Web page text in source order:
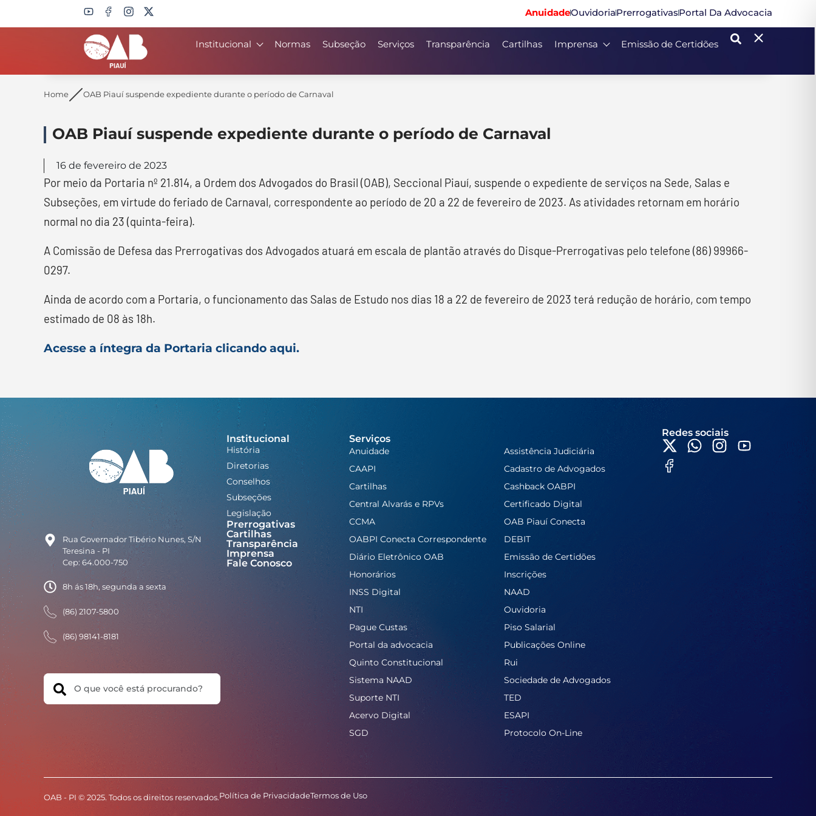
AnuidadeOuvidoriaPrerrogativasPortal Da Advocacia
Institucional Normas Subseção Serviços Transparência Cartilhas Imprensa Emissão de Certidões
Search
Home OAB Piauí suspende expediente durante o período de Carnaval
OAB Piauí suspende expediente durante o período de Carnaval
16 de fevereiro de 2023
Por meio da Portaria nº 21.814, a Ordem dos Advogados do Brasil (OAB), Seccional Piauí, suspende o expediente de serviços na Sede, Salas e
Subseções, em virtude do feriado de Carnaval, correspondente ao período de 20 a 22 de fevereiro de 2023. As atividades retornam em horário
normal no dia 23 (quinta-feira).
A Comissão de Defesa das Prerrogativas dos Advogados atuará em escala de plantão através do Disque-Prerrogativas pelo telefone (86) 99966-
0297.
Ainda de acordo com a Portaria, o funcionamento das Salas de Estudo nos dias 18 a 22 de fevereiro de 2023 terá redução de horário, com tempo
estimado de 08 às 18h.
Acesse a íntegra da Portaria clicando aqui.
Rua Governador Tibério Nunes, S/N
Teresina - PI
Cep: 64.000-750
8h ás 18h, segunda a sexta
(86) 2107-5800
(86) 98141-8181
Search
Institucional
História
Diretorias
Conselhos
Subseções
Legislação
Prerrogativas
Cartilhas
Transparência
Imprensa
Fale Conosco
Serviços
Anuidade
Assistência Judiciária
CAAPI
Cadastro de Advogados
Cartilhas
Cashback OABPI
Central Alvarás e RPVs
Certificado Digital
CCMA
OAB Piauí Conecta
OABPI Conecta Correspondente
DEBIT
Diário Eletrônico OAB
Emissão de Certidões
Honorários
Inscrições
INSS Digital
NAAD
NTI
Ouvidoria
Pague Custas
Piso Salarial
Portal da advocacia
Publicações Online
Quinto Constitucional
Rui
Sistema NAAD
Sociedade de Advogados
Suporte NTI
TED
Acervo Digital
ESAPI
SGD
Protocolo On-Line
Redes sociais
OAB - PI © 2025. Todos os direitos reservados.Política de PrivacidadeTermos de Uso